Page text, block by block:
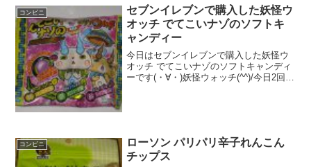
コンビニ
セブンイレブンで購入した妖怪ウ
オッチ でてこいナゾのソフトキ
ャンディー
今日はセブンイレブンで購入した妖怪ウ
オッチ でてこいナゾのソフトキャンディ
ーです(・∀・)妖怪ウォッチ(^^)/今日2回更
コンビニ
ローソン パリパリ辛子れんこん
チップス